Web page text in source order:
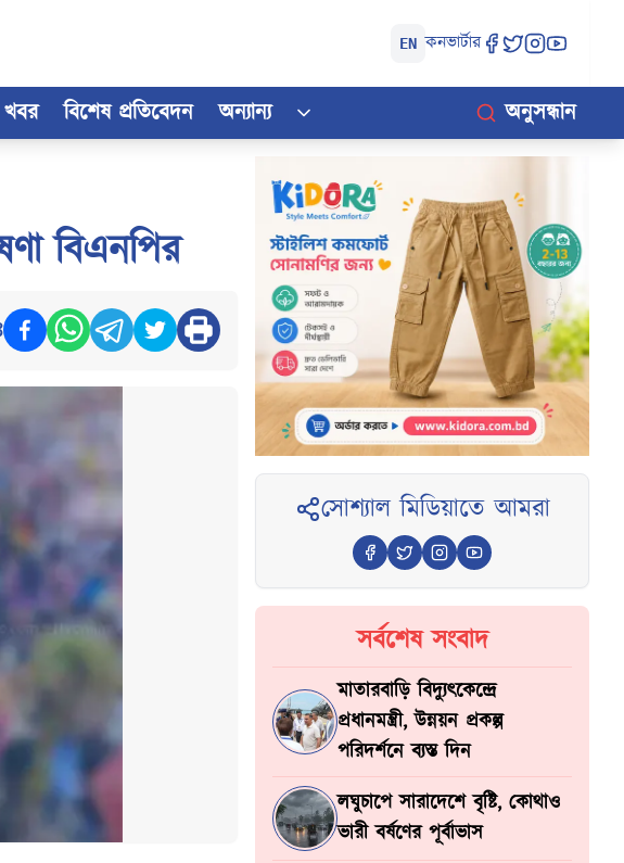
EN কনভার্টার
খবর বিশেষ প্রতিবেদন অন্যান্য অনুসন্ধান
বিএনপির
সোশ্যাল মিডিয়াতে আমরা
সর্বশেষ সংবাদ
মাতারবাড়ি বিদ্যুৎকেন্দ্রে
প্রধানমন্ত্রী, উন্নয়ন প্রকল্প
পরিদর্শনে ব্যস্ত দিন
লঘুচাপে সারাদেশে বৃষ্টি, কোথাও
ভারী বর্ষণের পূর্বাভাস